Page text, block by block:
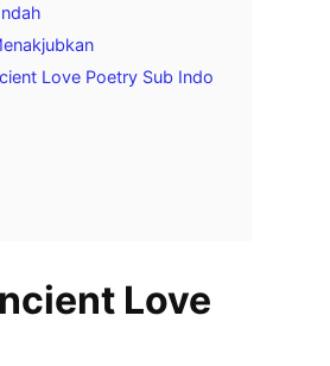
Love Poetry Sub Indo
Love